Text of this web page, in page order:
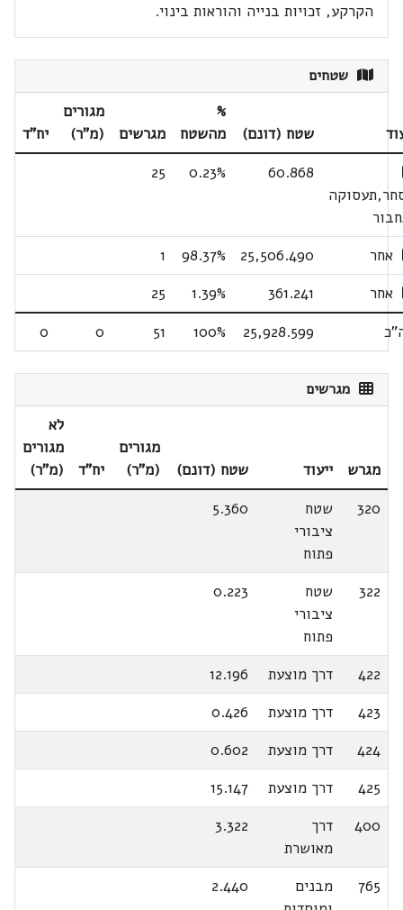
הקרקע, זכויות בנייה והוראות בינוי.
שטחים
שטח (דונם)
%
מהשטח
מגרשים
מגורים
(מ"ר)
יח"ד
60.868
0.23%
25
אחר 25,506.490
98.37%
1
אחר
361.241
1.39%
25
25,928.599
100%
51
0
0
מגרשים
מגרש ייעוד שטח (דונם)
מגורים
(מ"ר)
יח"ד
לא
מגורים
(מ"ר)
320
שטח
ציבורי
פתוח
5.360
322
שטח
ציבורי
פתוח
0.223
422 דרך מוצעת
12.196
423
דרך מוצעת
0.426
424
דרך מוצעת
0.602
425
דרך מוצעת
15.147
400
דרך
מאושרת
3.322
765
מבנים
2.440